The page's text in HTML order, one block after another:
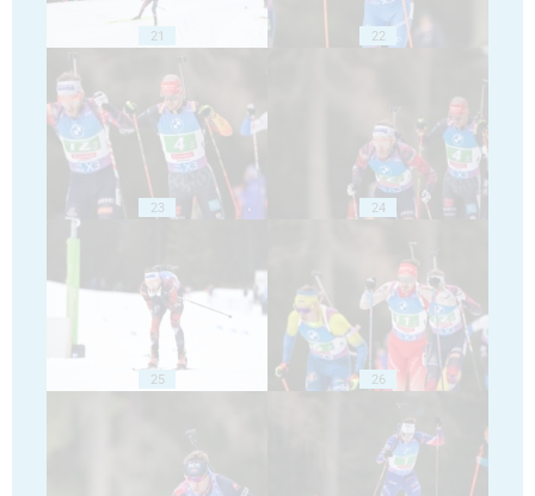
21 22
23 24
25 26